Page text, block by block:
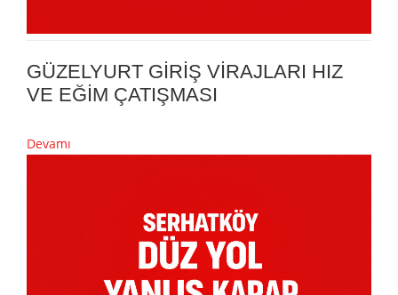
GÜZELYURT GİRİŞ VİRAJLARI HIZ
VE EĞİM ÇATIŞMASI
Devamı